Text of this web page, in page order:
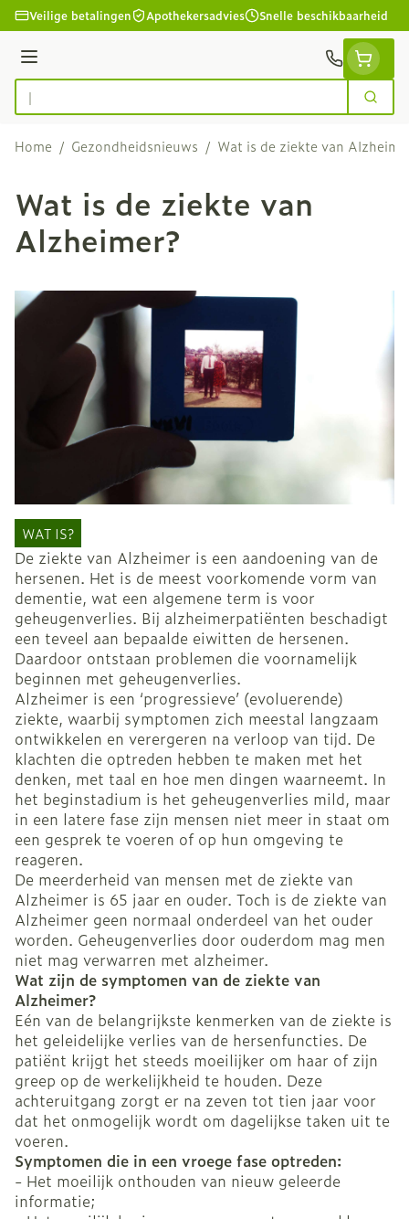
Ga naar de inhoud
Veilige betalingen Apothekersadvies Snelle beschikbaarheid
Menu
Product, merk, categorie...
Zoek
Home / Gezondheidsnieuws / Wat is de ziekte van
Wat is de ziekte van
Alzheimer?
WAT IS?
De ziekte van Alzheimer is een aandoening van de
hersenen. Het is de meest voorkomende vorm van
dementie, wat een algemene term is voor
geheugenverlies. Bij alzheimerpatiënten beschadigt
een teveel aan bepaalde eiwitten de hersenen.
Daardoor ontstaan problemen die voornamelijk
beginnen met geheugenverlies.
Alzheimer is een ‘progressieve’ (evoluerende)
ziekte, waarbij symptomen zich meestal langzaam
ontwikkelen en verergeren na verloop van tijd. De
klachten die optreden hebben te maken met het
denken, met taal en hoe men dingen waarneemt. In
het beginstadium is het geheugenverlies mild, maar
in een latere fase zijn mensen niet meer in staat om
een gesprek te voeren of op hun omgeving te
reageren.
De meerderheid van mensen met de ziekte van
Alzheimer is 65 jaar en ouder. Toch is de ziekte van
Alzheimer geen normaal onderdeel van het ouder
worden. Geheugenverlies door ouderdom mag men
niet mag verwarren met alzheimer.
Wat zijn de symptomen van de ziekte van
Alzheimer?
Eén van de belangrijkste kenmerken van de ziekte is
het geleidelijke verlies van de hersenfuncties. De
patiënt krijgt het steeds moeilijker om haar of zijn
greep op de werkelijkheid te houden. Deze
achteruitgang zorgt er na zeven tot tien jaar voor
dat het onmogelijk wordt om dagelijkse taken uit te
voeren.
Symptomen die in een vroege fase optreden:
- Het moeilijk onthouden van nieuw geleerde
informatie;